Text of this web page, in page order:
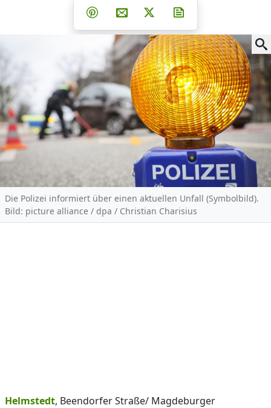
Teilen auf Facebook
Teilen auf Whatsapp
Teilen auf Telegram
Teilen auf Pinterest
Per E-Mail teilen
Post auf X
Die Polizei informiert über einen aktuellen Unfall (Symbolbild).
Bild: picture alliance / dpa / Christian Charisius
Helmstedt, Beendorfer Straße/ Magdeburger